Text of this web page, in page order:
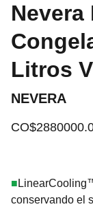
Nevera
Litros
NEVERA
■
conservando el